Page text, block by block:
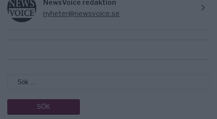
NewsVoice redaktion
nyheter@newsvoice.se